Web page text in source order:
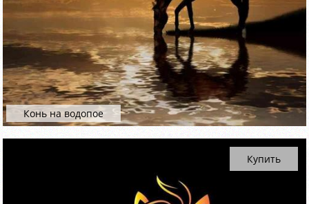
Конь на водопое
Купить